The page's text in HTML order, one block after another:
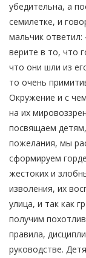
убедительна, а
семилетке, и
мальчик
верите в то, что
что они шли из
то очень
Окружение и с
на их
посвящаем
пожелания, мы
сформируем
жестоких и
изволения, их
улица, и так как
получим
правила,
руководстве.